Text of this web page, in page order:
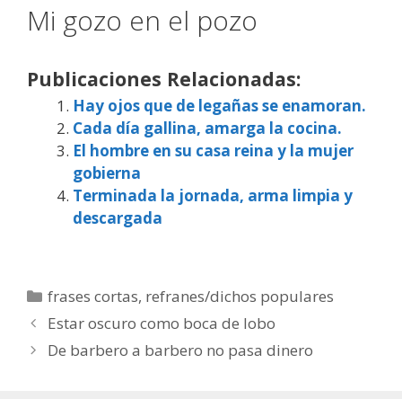
Mi gozo en el pozo
Publicaciones Relacionadas:
Hay ojos que de legañas se enamoran.
Cada día gallina, amarga la cocina.
El hombre en su casa reina y la mujer
gobierna
Terminada la jornada, arma limpia y
descargada
Categorías
frases cortas, refranes/dichos populares
Estar oscuro como boca de lobo
De barbero a barbero no pasa dinero